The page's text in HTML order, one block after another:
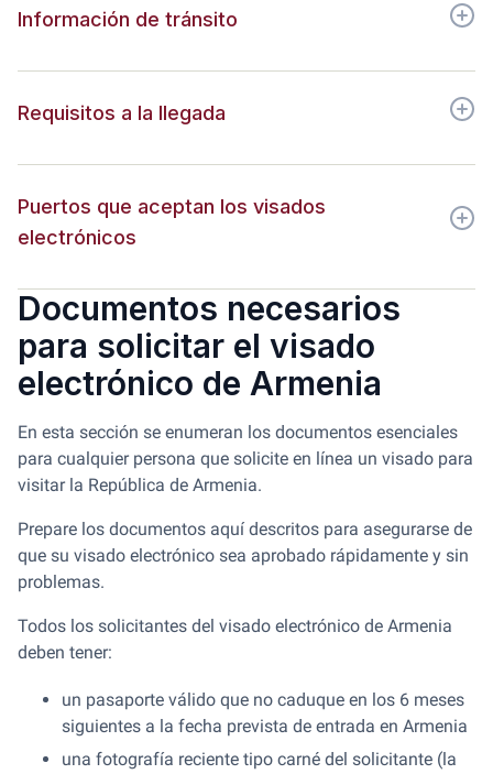
Información de tránsito
Requisitos a la llegada
Puertos que aceptan los visados
electrónicos
Documentos necesarios
para solicitar el visado
electrónico de Armenia
En esta sección se enumeran los documentos esenciales
para cualquier persona que solicite en línea un visado para
visitar la República de Armenia.
Prepare los documentos aquí descritos para asegurarse de
que su visado electrónico sea aprobado rápidamente y sin
problemas.
Todos los solicitantes del visado electrónico de Armenia
deben tener:
un pasaporte válido que no caduque en los 6 meses
siguientes a la fecha prevista de entrada en Armenia
una fotografía reciente tipo carné del solicitante (la